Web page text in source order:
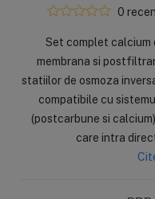
0
Set complet calcium
membrana si
statiilor de osmoza
compatibile cu
(postcarbune si
care intra